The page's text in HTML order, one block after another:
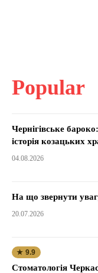
Popular
Чернігівське
історія козацьких
04.08.2026
На що звернути
20.07.2026
★ 9.9
Стоматологія